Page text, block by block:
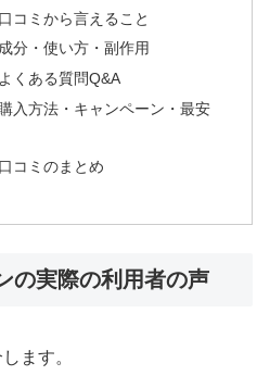
コミから言えること
分・使い方・副作用
くある質問Q&A
入方法・キャンペーン・最安
コミのまとめ
の実際の利用者の声
ます。